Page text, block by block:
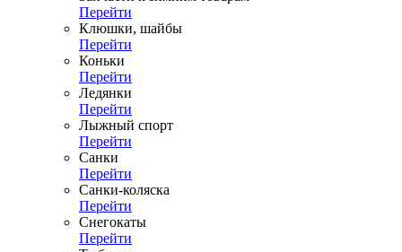
Перейти
Клюшки, шайбы
Перейти
Коньки
Перейти
Ледянки
Перейти
Лыжный спорт
Перейти
Санки
Перейти
Санки-коляска
Перейти
Снегокаты
Перейти